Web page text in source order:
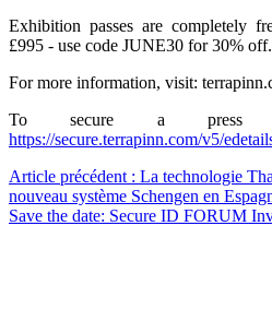
Exhibition passes are completely
£995 - use code JUNE30 for 30% off.
For more information, visit:
To secure a press
https://secure.terrapinn.com/v5/
Article précédent : La technologie
nouveau système Schengen en
Save the date: Secure ID FORUM